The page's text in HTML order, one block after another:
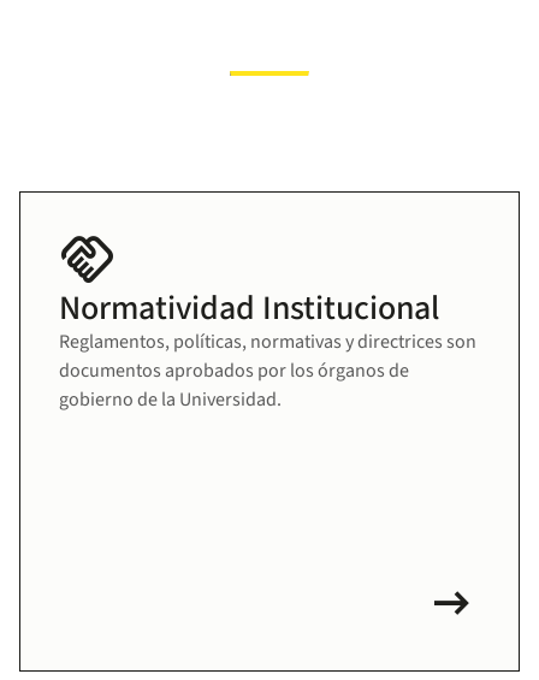
handshake
Normatividad Institucional
Reglamentos, políticas, normativas y directrices son
documentos aprobados por los órganos de
gobierno de la Universidad.
arrow_right_alt